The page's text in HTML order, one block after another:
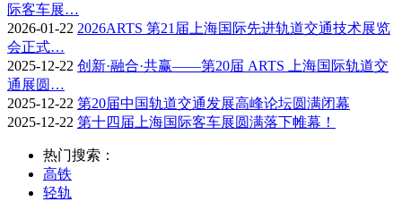
际客车展…
2026-01-22 2026ARTS 第21届上海国际先进轨道交通技术展览
会正式…
2025-12-22 创新·融合·共赢——第20届 ARTS 上海国际轨道交
通展圆…
2025-12-22 第20届中国轨道交通发展高峰论坛圆满闭幕
2025-12-22 第十四届上海国际客车展圆满落下帷幕！
热门搜索：
高铁
轻轨